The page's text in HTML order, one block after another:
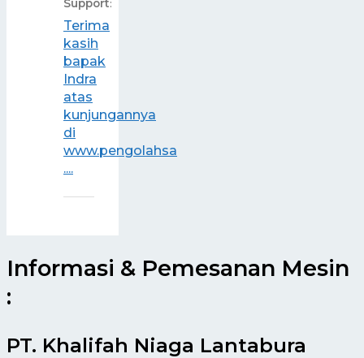
Support:
Terima
kasih
bapak
Indra
atas
kunjungannya
di
www.pengolahsa
....
Informasi & Pemesanan Mesin
:
PT. Khalifah Niaga Lantabura